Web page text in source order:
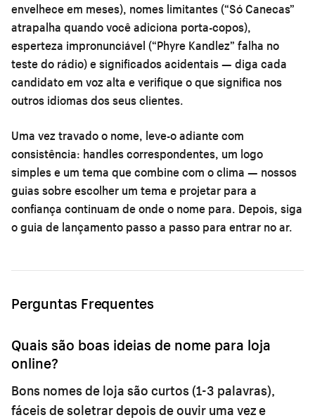
envelhece em meses), nomes limitantes(“Só Canecas”
atrapalha quando você adiciona porta-copos),
esperteza impronunciável (“Phyre Kandlez” falha no
teste do rádio) esignificados acidentais— diga cada
candidato em voz alta e verifique o que significa nos
outros idiomas dos seus clientes.
Uma vez travado o nome, leve-o adiante com
consistência: handles correspondentes, um logo
simples e um tema que combine com o clima — nossos
guias sobreescolher um tema e projetar para a
confiança continuam de onde o nome para. Depois, siga
oguia de lançamento passo a passo para entrar no ar.
Perguntas Frequentes
Quais são boas ideias de nome para loja
online?
Bons nomes de loja são curtos (1-3 palavras),
fáceis de soletrar depois de ouvir uma vez e